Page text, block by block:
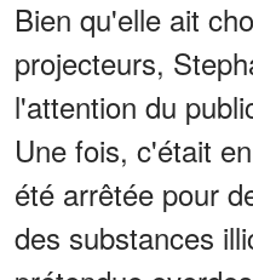
Bien qu'elle ait
projecteurs,
l'attention du
Une fois, c'était
été arrêtée pour
des substances